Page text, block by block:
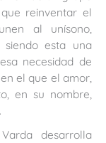
reinventar el
al unísono,
esta una
necesidad de
el que el amor,
en su nombre,
desarrolla